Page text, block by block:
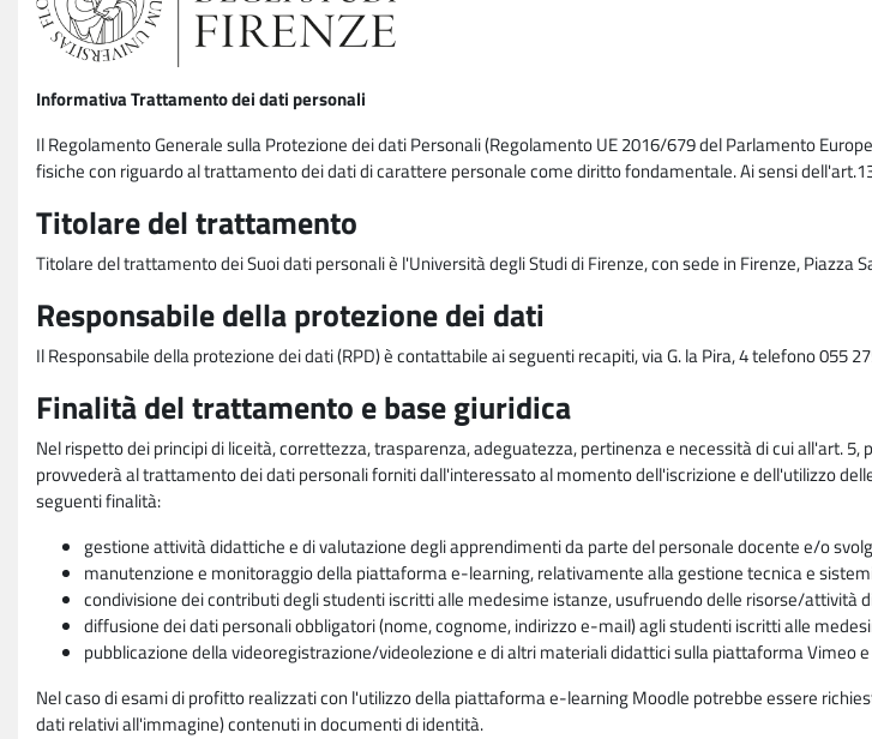
Informativa Trattamento dei dati personali
Il Regolamento Generale sulla Protezione dei dati Personali (Regolamento UE 2016/679 del Parlamento
fisiche con riguardo al trattamento dei dati di carattere personale come diritto fondamentale. Ai sensi
Titolare del trattamento
Titolare del trattamento dei Suoi dati personali è l'Università degli Studi di Firenze, con sede in Firenze, Piazza
Responsabile della protezione dei dati
Il Responsabile della protezione dei dati (RPD) è contattabile ai seguenti recapiti, via G. la Pira, 4 telefono 055
Finalità del trattamento e base giuridica
Nel rispetto dei principi di liceità, correttezza, trasparenza, adeguatezza, pertinenza e necessità di cui all'art.
provvederà al trattamento dei dati personali forniti dall'interessato al momento dell'iscrizione e dell'utilizzo
seguenti finalità:
gestione attività didattiche e di valutazione degli apprendimenti da parte del personale docente e/o
manutenzione e monitoraggio della piattaforma e-learning, relativamente alla gestione tecnica e
condivisione dei contributi degli studenti iscritti alle medesime istanze, usufruendo delle risorse/attività
diffusione dei dati personali obbligatori (nome, cognome, indirizzo e-mail) agli studenti iscritti alle
pubblicazione della videoregistrazione/videolezione e di altri materiali didattici sulla piattaforma Vimeo e
Nel caso di esami di profitto realizzati con l'utilizzo della piattaforma e-learning Moodle potrebbe essere
dati relativi all'immagine) contenuti in documenti di identità.